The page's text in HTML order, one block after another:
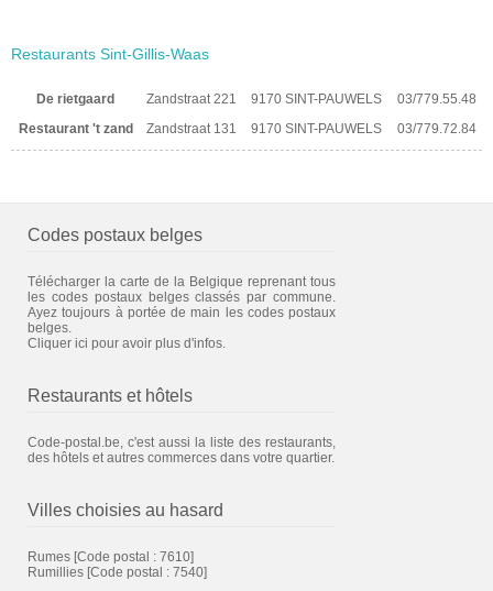
Restaurants Sint-Gillis-Waas
De rietgaard Zandstraat 221 9170 SINT-PAUWELS
03/779.55.48
Restaurant 't zand
Zandstraat 131 9170 SINT-PAUWELS 03/779.72.84
Codes postaux belges
Télécharger la carte de la Belgique reprenant tous
les codes postaux belges classés par commune.
Ayez toujours à portée de main les codes postaux
belges.
Cliquer ici pour avoir plus d'infos.
Restaurants et hôtels
Code-postal.be, c'est aussi la liste des restaurants,
des hôtels et autres commerces dans votre quartier.
Villes choisies au hasard
Rumes [Code postal : 7610]
Rumillies [Code postal : 7540]